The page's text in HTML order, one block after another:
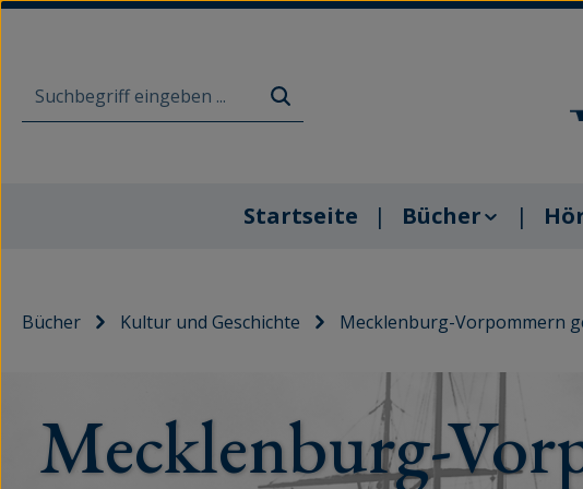
Startseite Bücher
Bücher Kultur und Geschichte Mecklenburg-Vorpommern
Mecklenburg-